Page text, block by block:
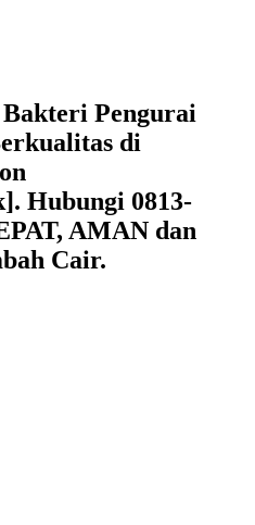
Pengurai
di
Hubungi 0813-
AMAN dan
Cair.